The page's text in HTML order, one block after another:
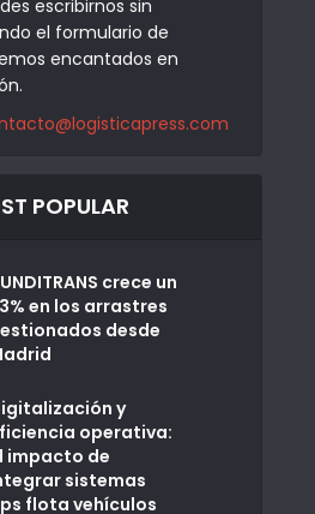
escribirnos sin
el formulario de
encantados en
POPULAR
crece un
en los arrastres
desde
y
operativa:
impacto de
sistemas
flota vehículos